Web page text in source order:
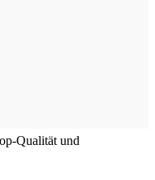
Qualität und